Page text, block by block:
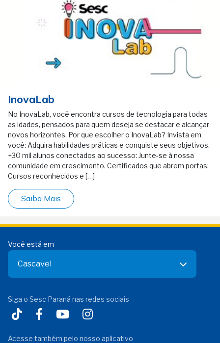
InovaLab
No InovaLab, você encontra cursos de tecnologia para todas
as idades, pensados para quem deseja se destacar e alcançar
novos horizontes. Por que escolher o InovaLab? Invista em
você: Adquira habilidades práticas e conquiste seus objetivos.
+30 mil alunos conectados ao sucesso: Junte-se à nossa
comunidade em crescimento. Certificados que abrem portas:
Cursos reconhecidos e […]
Saiba Mais
Você está em
Cascavel
Siga o Sesc Paraná nas redes sociais
Acesse também pelo nosso aplicativo